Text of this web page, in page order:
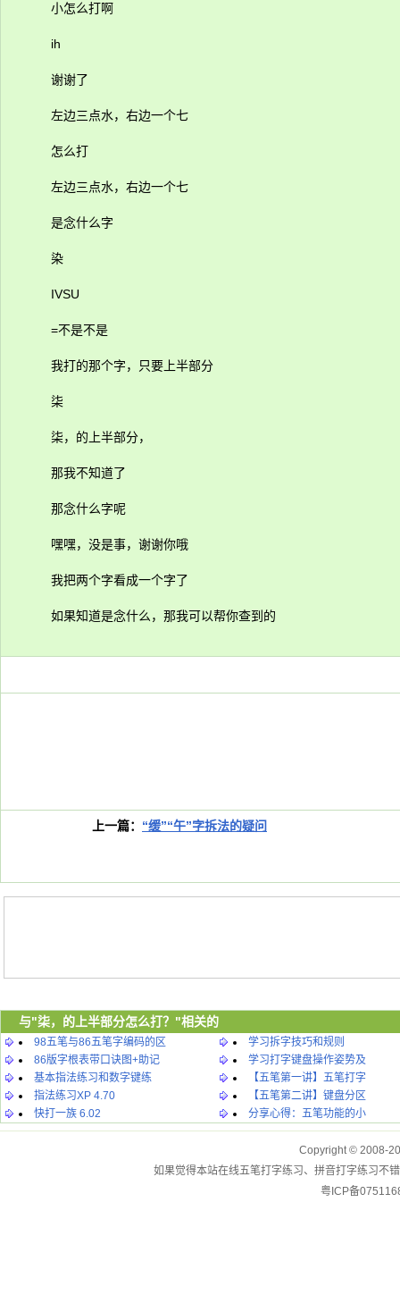
小怎么打啊
ih
谢谢了
左边三点水，右边一个七
怎么打
左边三点水，右边一个七
是念什么字
染
IVSU
=不是不是
我打的那个字，只要上半部分
柒
柒，的上半部分，
那我不知道了
那念什么字呢
嘿嘿，没是事，谢谢你哦
我把两个字看成一个字了
如果知道是念什么，那我可以帮你查到的
上一篇： “缓”“午”字拆法的疑问
与"柒，的上半部分怎么打？"相关的
98五笔与86五笔字编码的区
学习拆字技巧和规则
86版字根表带口诀图+助记
学习打字键盘操作姿势及
基本指法练习和数字键练
【五笔第一讲】五笔打字
指法练习XP 4.70
【五笔第二讲】键盘分区
快打一族 6.02
分享心得：五笔功能的小
Copyright © 2008-
如果觉得本站在线五笔打字练习、拼音打字练习不
粤ICP备